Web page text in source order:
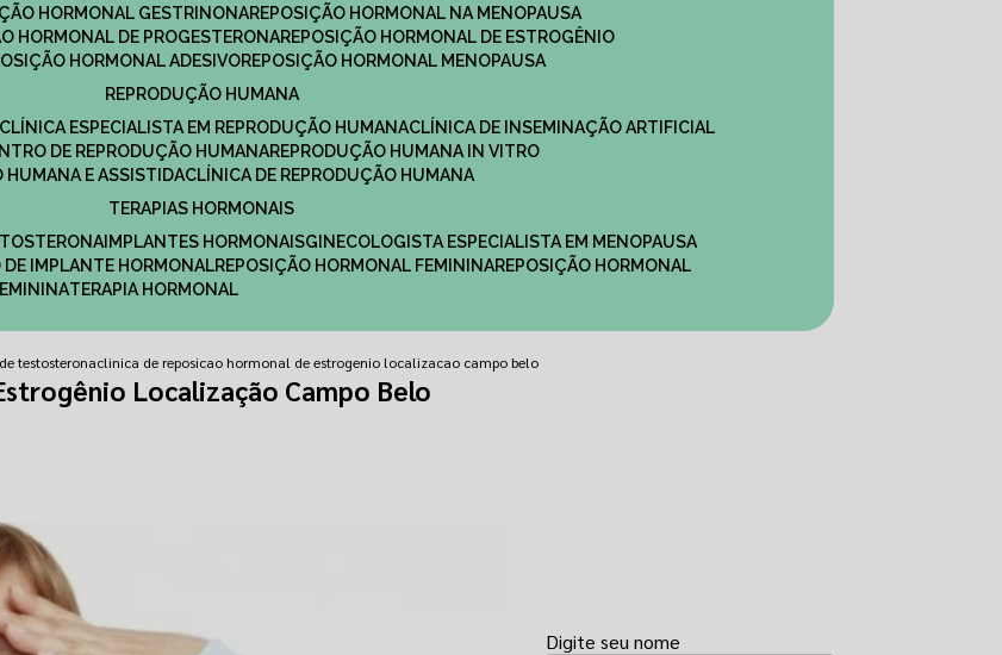
HORMONAL GESTRINONA
REPOSIÇÃO HORMONAL NA MENOPAUSA
HORMONAL DE PROGESTERONA
REPOSIÇÃO HORMONAL DE ESTROGÊNIO
HORMONAL ADESIVO
REPOSIÇÃO HORMONAL MENOPAUSA
REPRODUÇÃO HUMANA
CLÍNICA ESPECIALISTA EM REPRODUÇÃO HUMANA
CLÍNICA DE INSEMINAÇÃO ARTIFICIAL
DE REPRODUÇÃO HUMANA
REPRODUÇÃO HUMANA IN VITRO
HUMANA E ASSISTIDA
CLÍNICA DE REPRODUÇÃO HUMANA
TERAPIAS HORMONAIS
IMPLANTES HORMONAIS
GINECOLOGISTA ESPECIALISTA EM MENOPAUSA
DE IMPLANTE HORMONAL
REPOSIÇÃO HORMONAL FEMININA
REPOSIÇÃO HORMONAL
TERAPIA HORMONAL
testosteronaclinica de reposicao hormonal de estrogenio localizacao campo belo
Localização Campo Belo
Digite seu nome